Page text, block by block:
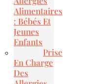
Alimentaires
: Bébés Et
Jeunes
Enfants
Prise
En Charge
Des